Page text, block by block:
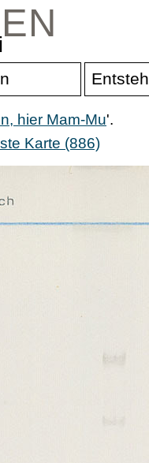
hier Mam-Mu'.
Karte (886)